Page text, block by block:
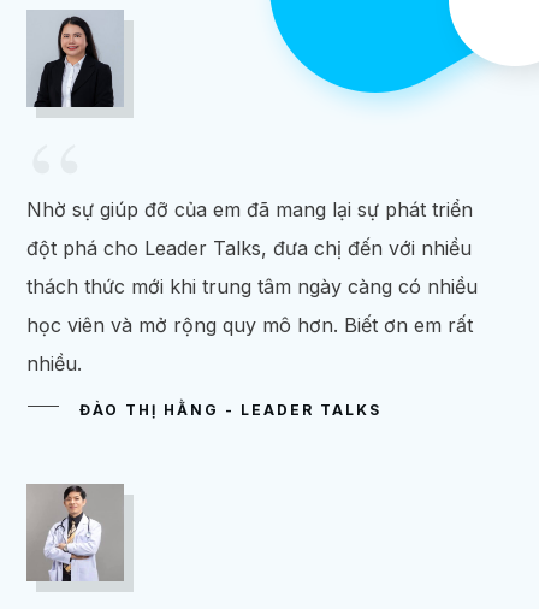
“
Nhờ sự giúp đỡ của em đã mang lại sự phát triển
đột phá cho Leader Talks, đưa chị đến với nhiều
thách thức mới khi trung tâm ngày càng có nhiều
học viên và mở rộng quy mô hơn. Biết ơn em rất
nhiều.
ĐÀO THỊ HẰNG - LEADER TALKS